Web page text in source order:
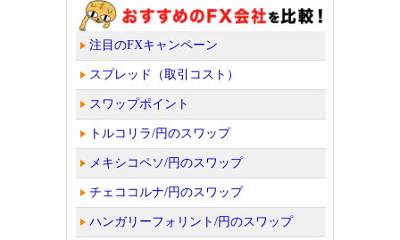
注目のFXキャンペーン
スプレッド（取引コスト）
スワップポイント
トルコリラ/円のスワップ
メキシコペソ/円のスワップ
チェココルナ/円のスワップ
ハンガリーフォリント/円のスワップ